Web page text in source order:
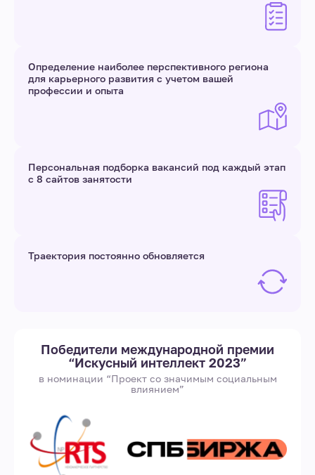
Определение наиболее перспективного региона
для карьерного развития с учетом вашей
профессии и опыта
Персональная подборка вакансий под каждый этап
с 8 сайтов занятости
Траектория постоянно обновляется
Победители международной премии
“Искусный интеллект 2023”
в номинации “Проект со значимым социальным
влиянием”